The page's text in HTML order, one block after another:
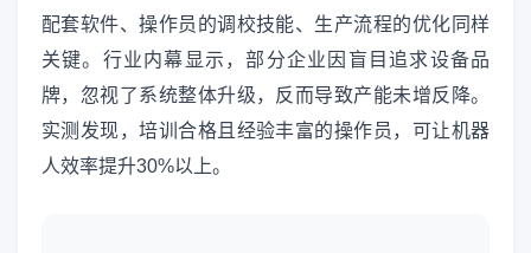
配套软件、操作员的调校技能、生产流程的优化同样
关键。行业内幕显示，部分企业因盲目追求设备品
牌，忽视了系统整体升级，反而导致产能未增反降。
实测发现，培训合格且经验丰富的操作员，可让机器
人效率提升30%以上。